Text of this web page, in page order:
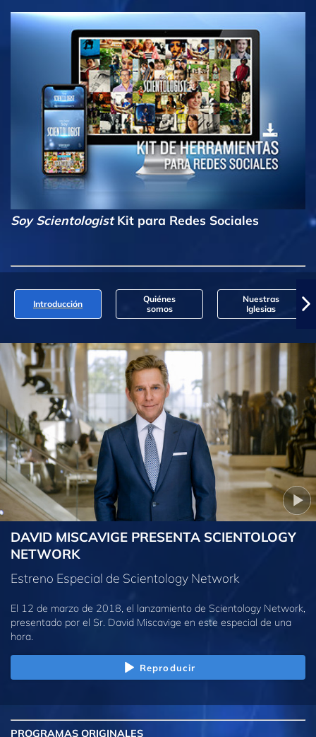
Soy ScientologistKit para Redes Sociales
Introducción
Quiénes
somos
Nuestras
Iglesias
DAVID MISCAVIGE PRESENTA SCIENTOLOGY
NETWORK
Estreno Especial de Scientology Network
El 12 de marzo de 2018, el lanzamiento de Scientology Network,
presentado por el Sr. David Miscavige en este especial de una
hora.
Reproducir
PROGRAMAS ORIGINALES